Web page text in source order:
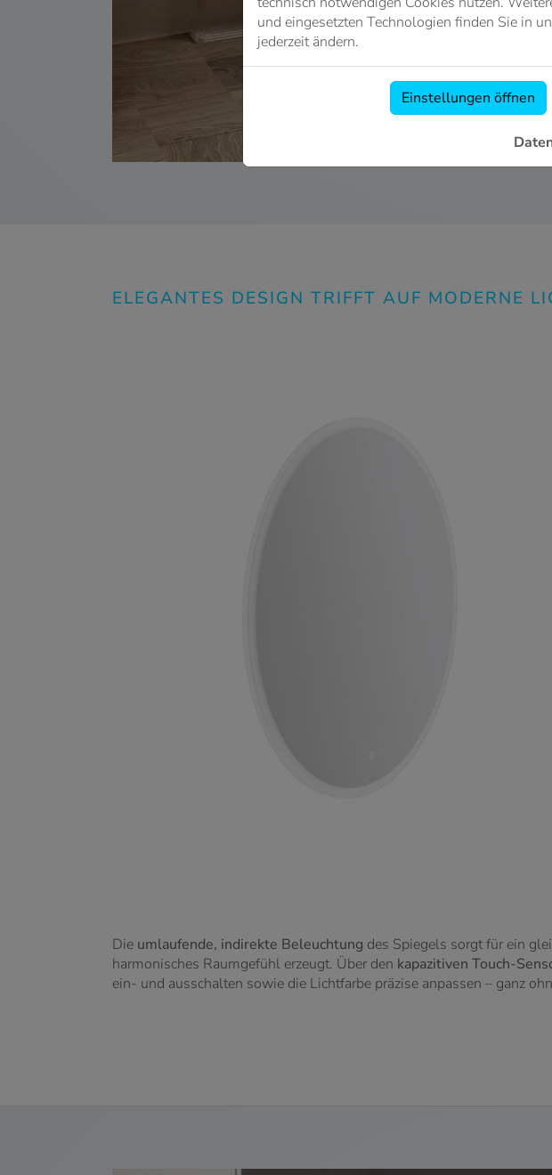
ELEGANTES DESIGN TRIFFT AUF MODERNE
Die umlaufende, indirekte Beleuchtung des Spiegels sorgt für ein
harmonisches Raumgefühl erzeugt. Über den kapazitiven Touch-
ein- und ausschalten sowie die Lichtfarbe präzise anpassen – ganz
und eingesetzten Technologien finden Sie in
jederzeit ändern.
Einstellungen öffnen